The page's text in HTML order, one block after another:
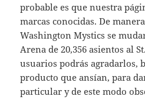
probable es que nuestra
marcas conocidas. De
Washington Mystics se
Arena de 20,356 asientos al
usuarios podrás agradarlos,
producto que ansían, para
particular y de este modo